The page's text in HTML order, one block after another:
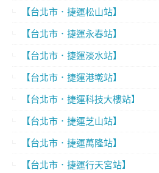
【台北市．捷運松山站】
【台北市．捷運永春站】
【台北市．捷運淡水站】
【台北市．捷運港墘站】
【台北市．捷運科技大樓站】
【台北市．捷運芝山站】
【台北市．捷運萬隆站】
【台北市．捷運行天宮站】